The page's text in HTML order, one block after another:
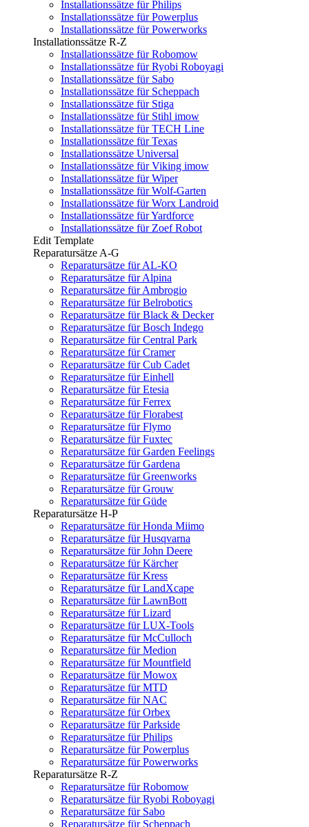
Installationssätze für Philips
Installationssätze für Powerplus
Installationssätze für Powerworks
Installationssätze R-Z
Installationssätze für Robomow
Installationssätze für Ryobi Roboyagi
Installationssätze für Sabo
Installationssätze für Scheppach
Installationssätze für Stiga
Installationssätze für Stihl imow
Installationssätze für TECH Line
Installationssätze für Texas
Installationssätze Universal
Installationssätze für Viking imow
Installationssätze für Wiper
Installationssätze für Wolf-Garten
Installationssätze für Worx Landroid
Installationssätze für Yardforce
Installationssätze für Zoef Robot
Edit Template
Reparatursätze A-G
Reparatursätze für AL-KO
Reparatursätze für Alpina
Reparatursätze für Ambrogio
Reparatursätze für Belrobotics
Reparatursätze für Black & Decker
Reparatursätze für Bosch Indego
Reparatursätze für Central Park
Reparatursätze für Cramer
Reparatursätze für Cub Cadet
Reparatursätze für Einhell
Reparatursätze für Etesia
Reparatursätze für Ferrex
Reparatursätze für Florabest
Reparatursätze für Flymo
Reparatursätze für Fuxtec
Reparatursätze für Garden Feelings
Reparatursätze für Gardena
Reparatursätze für Greenworks
Reparatursätze für Grouw
Reparatursätze für Güde
Reparatursätze H-P
Reparatursätze für Honda Miimo
Reparatursätze für Husqvarna
Reparatursätze für John Deere
Reparatursätze für Kärcher
Reparatursätze für Kress
Reparatursätze für LandXcape
Reparatursätze für LawnBott
Reparatursätze für Lizard
Reparatursätze für LUX-Tools
Reparatursätze für McCulloch
Reparatursätze für Medion
Reparatursätze für Mountfield
Reparatursätze für Mowox
Reparatursätze für MTD
Reparatursätze für NAC
Reparatursätze für Orbex
Reparatursätze für Parkside
Reparatursätze für Philips
Reparatursätze für Powerplus
Reparatursätze für Powerworks
Reparatursätze R-Z
Reparatursätze für Robomow
Reparatursätze für Ryobi Roboyagi
Reparatursätze für Sabo
Reparatursätze für Scheppach